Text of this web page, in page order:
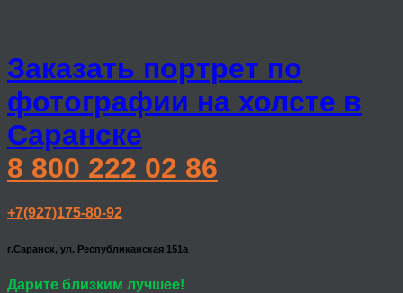
Заказать портрет по
фотографии на холсте в
Саранске
8 800 222 02 86
+7(927)175-80-92
г.Саранск, ул. Республиканская 151а
Дарите близким лучшее!